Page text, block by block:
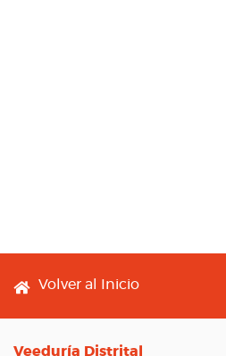
Footer menu
Volver al Inicio
Veeduría Distrital